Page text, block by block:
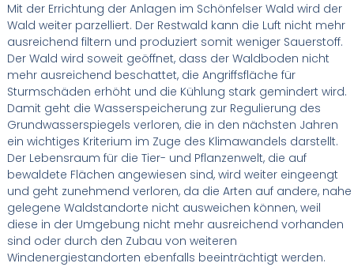
Mit der Errichtung der Anlagen im Schönfelser Wald wird der
Wald weiter parzelliert. Der Restwald kann die Luft nicht mehr
ausreichend filtern und produziert somit weniger Sauerstoff.
Der Wald wird soweit geöffnet, dass der Waldboden nicht
mehr ausreichend beschattet, die Angriffsfläche für
Sturmschäden erhöht und die Kühlung stark gemindert wird.
Damit geht die Wasserspeicherung zur Regulierung des
Grundwasserspiegels verloren, die in den nächsten Jahren
ein wichtiges Kriterium im Zuge des Klimawandels darstellt.
Der Lebensraum für die Tier- und Pflanzenwelt, die auf
bewaldete Flächen angewiesen sind, wird weiter eingeengt
und geht zunehmend verloren, da die Arten auf andere, nahe
gelegene Waldstandorte nicht ausweichen können, weil
diese in der Umgebung nicht mehr ausreichend vorhanden
sind oder durch den Zubau von weiteren
Windenergiestandorten ebenfalls beeinträchtigt werden.